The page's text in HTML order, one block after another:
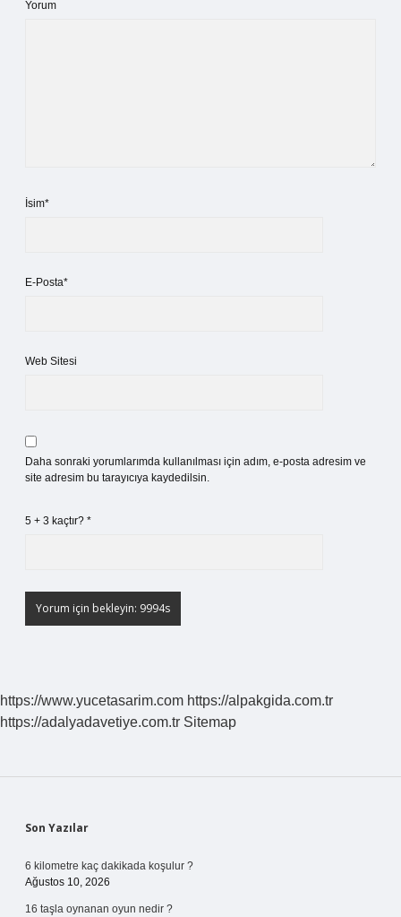
Yorum
İsim*
E-Posta*
Web Sitesi
Daha sonraki yorumlarımda kullanılması için adım, e-posta adresim ve
site adresim bu tarayıcıya kaydedilsin.
5 + 3 kaçtır? *
https://www.yucetasarim.com https://alpakgida.com.tr
https://adalyadavetiye.com.tr Sitemap
Sidebar
Son Yazılar
6 kilometre kaç dakikada koşulur ?
Ağustos 10, 2026
16 taşla oynanan oyun nedir ?